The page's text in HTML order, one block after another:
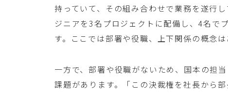
持っていて、その組み合わせで業務を遂行
ジニアを3名プロジェクトに配備し、4名で
す。ここでは部署や役職、上下関係の概念は
一方で、部署や役職がないため、国本の担
課題があります。「この決裁権を社長から